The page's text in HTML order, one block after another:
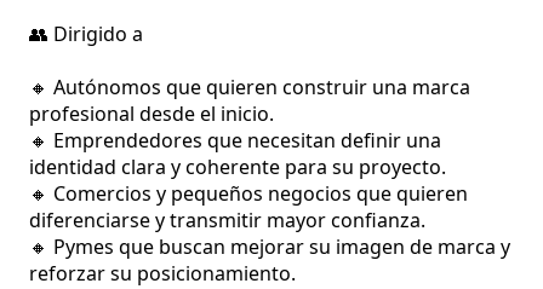
👥 Dirigido a
🔸 Autónomos que quieren construir una marca
profesional desde el inicio.
🔸 Emprendedores que necesitan definir una
identidad clara y coherente para su proyecto.
🔸 Comercios y pequeños negocios que quieren
diferenciarse y transmitir mayor confianza.
🔸 Pymes que buscan mejorar su imagen de marca y
reforzar su posicionamiento.